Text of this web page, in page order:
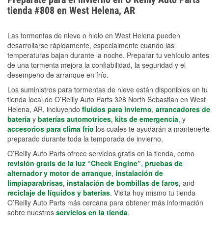
extremo. Aprende cómo comprobar la protección
anticongelante en nuestra sección How-To.
tienda #808 en West Helena, AR
Las tormentas de nieve o hielo en West Helena pueden
desarrollarse rápidamente, especialmente cuando las
temperaturas bajan durante la noche. Preparar tu vehículo antes
de una tormenta mejora la confiabilidad, la seguridad y el
desempeño de arranque en frío.
Los suministros para tormentas de nieve están disponibles en tu
tienda local de O’Reilly Auto Parts 328 North Sebastian en West
Helena, AR, incluyendo fluidos para invierno, arrancadores de
batería y baterías automotrices, kits de emergencia, y
accesorios para clima frío los cuales te ayudarán a mantenerte
preparado durante toda la temporada de invierno.
O’Reilly Auto Parts ofrece servicios gratis en la tienda, como
revisión gratis de la luz “Check Engine”, pruebas de
alternador y motor de arranque, instalación de
limpiaparabrisas, instalación de bombillas de faros, and
reciclaje de líquidos y baterías. Visita hoy mismo tu tienda
O’Reilly Auto Parts más cercana para obtener más información
sobre nuestros servicios en la tienda.